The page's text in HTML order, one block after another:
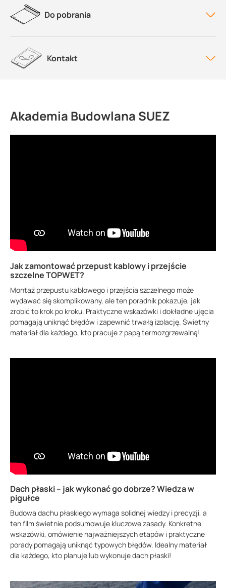
Do pobrania
Kontakt
Akademia Budowlana SUEZ
Jak zamontować przepust kablowy i przejście
szczelne TOPWET?
Montaż przepustu kablowego i przejścia szczelnego może
wydawać się skomplikowany, ale ten poradnik pokazuje, jak
zrobić to krok po kroku. Praktyczne wskazówki i dokładne ujęcia
pomagają uniknąć błędów i zapewnić trwałą izolację. Świetny
materiał dla każdego, kto pracuje z papą termozgrzewalną!
Dach płaski – jak wykonać go dobrze? Wiedza w
pigułce
Budowa dachu płaskiego wymaga solidnej wiedzy i precyzji, a
ten film świetnie podsumowuje kluczowe zasady. Konkretne
wskazówki, omówienie najważniejszych etapów i praktyczne
porady pomagają uniknąć typowych błędów. Idealny materiał
dla każdego, kto planuje lub wykonuje dach płaski!